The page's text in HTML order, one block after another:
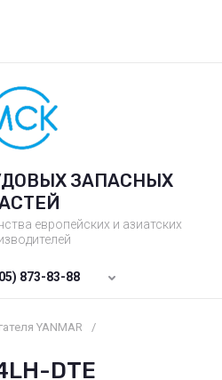
ЗАПАСНЫХ
европейских и азиатских
873-83-88
YANMAR
/
DTE